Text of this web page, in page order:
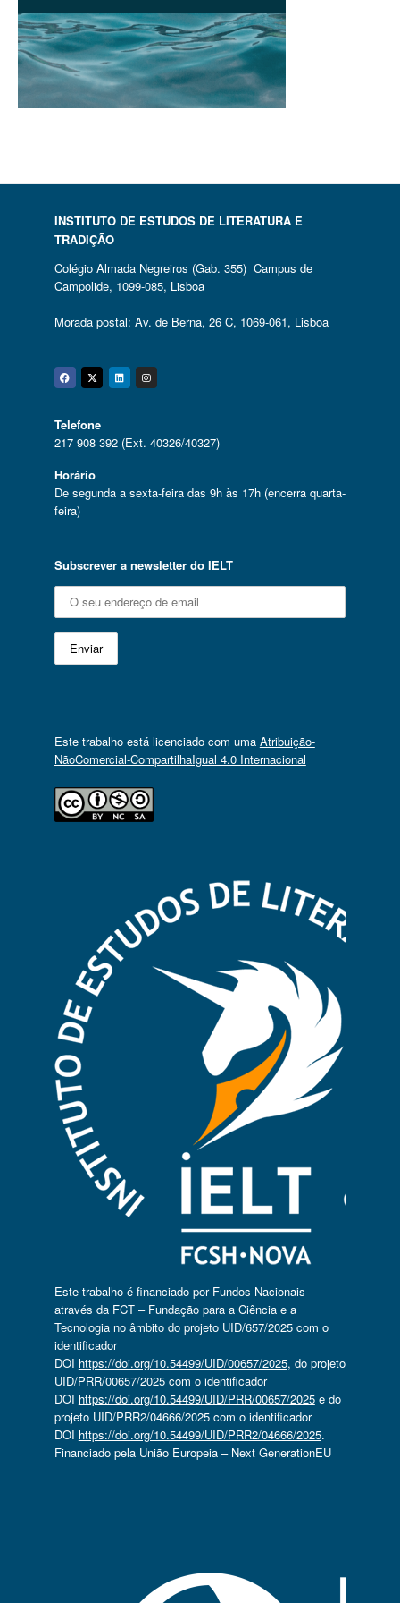
INSTITUTO DE ESTUDOS DE LITERATURA E
TRADIÇÃO
Colégio Almada Negreiros (Gab. 355) Campus de
Campolide, 1099-085, Lisboa
Morada postal: Av. de Berna, 26 C, 1069-061, Lisboa
Facebook
Twitter
Linkedin
Instagram
Telefone
217 908 392 (Ext. 40326/40327)
Horário
De segunda a sexta-feira das 9h às 17h (encerra quarta-
feira)
Subscrever a newsletter do IELT
Este trabalho está licenciado com uma Atribuição-
NãoComercial-CompartilhaIgual 4.0 Internacional
Este trabalho é financiado por Fundos Nacionais
através da FCT – Fundação para a Ciência e a
Tecnologia no âmbito do projeto UID/657/2025 com o
identificador
DOI https://doi.org/10.54499/UID/00657/2025, do projeto
UID/PRR/00657/2025 com o identificador
DOI https://doi.org/10.54499/UID/PRR/00657/2025e do
projeto UID/PRR2/04666/2025 com o identificador
DOI https://doi.org/10.54499/UID/PRR2/04666/2025.
Financiado pela União Europeia – Next GenerationEU